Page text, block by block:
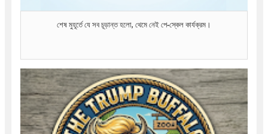
শেষ মুহূর্তে যে সব চূড়ান্ত হলো, থেমে নেই পে-স্কেল কার্যক্রম।